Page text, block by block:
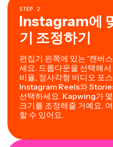
STEP 2
Instagram에
기 조정하기
편집기 왼쪽에 있는 '캔버
세요. 드롭다운을 선택해
비율, 정사각형 비디오 포
Instagram Reels와
선택하세요. Kapwing가
크기를 조정해줄 거예요.
할 수 있어요.